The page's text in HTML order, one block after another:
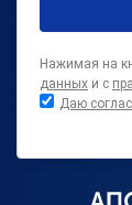
Нажимая на
данных и с
Даю